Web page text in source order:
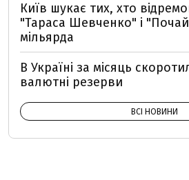
Київ шукає тих, хто
"Тараса Шевченко" і
мільярда
В Україні за місяць
валютні резерви
ВСІ НОВИНИ